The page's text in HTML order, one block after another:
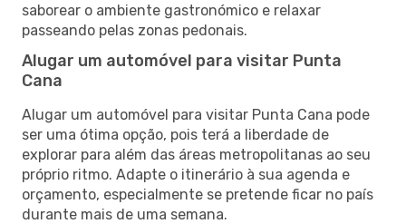
saborear o ambiente gastronómico e relaxar
passeando pelas zonas pedonais.
Alugar um automóvel para visitar Punta
Cana
Alugar um automóvel para visitar Punta Cana pode
ser uma ótima opção, pois terá a liberdade de
explorar para além das áreas metropolitanas ao seu
próprio ritmo. Adapte o itinerário à sua agenda e
orçamento, especialmente se pretende ficar no país
durante mais de uma semana.